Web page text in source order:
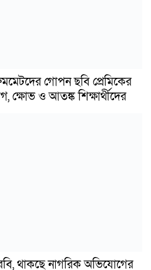
গোপন ছবি প্রেমিকের
ক্ষোভ ও আতঙ্ক শিক্ষার্থীদের
থাকছে নাগরিক অভিযোগের